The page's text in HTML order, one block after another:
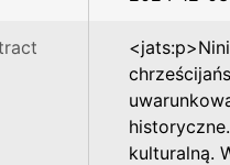
kulturalną.